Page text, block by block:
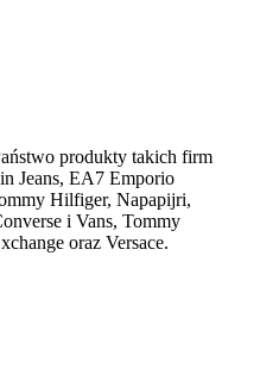
produkty takich firm
Jeans, EA7 Emporio
Hilfiger, Napapijri,
i Vans, Tommy
oraz Versace.